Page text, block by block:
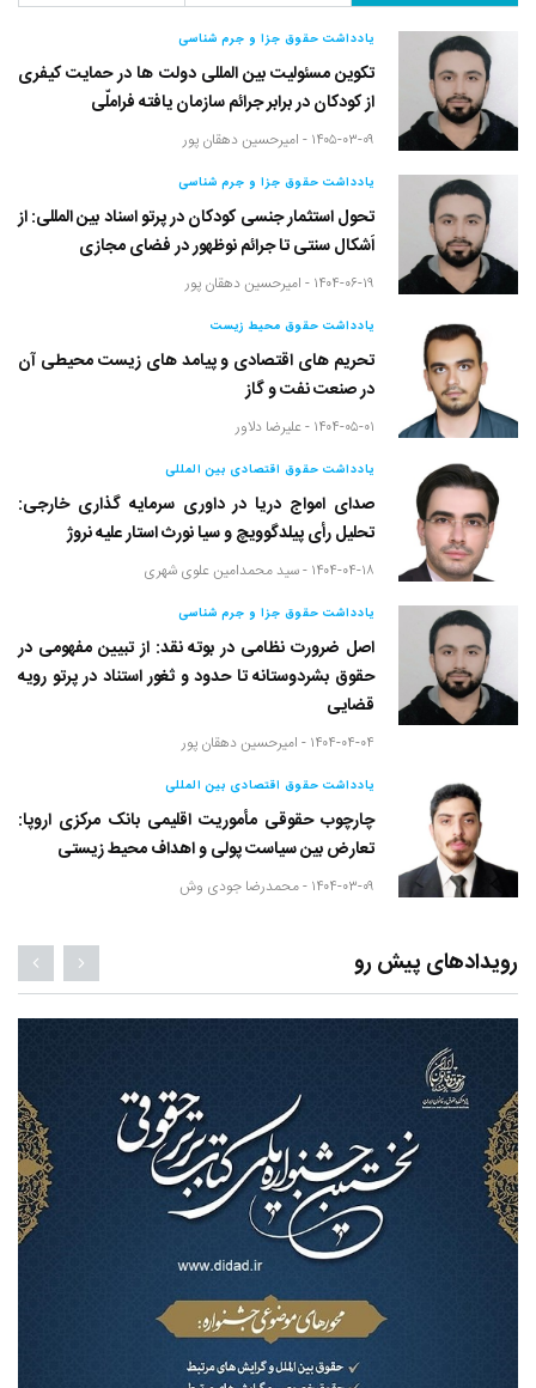
یادداشت حقوق جزا و جرم شناسی
تکوین مسئولیت بین المللی دولت ها در حمایت کیفری
از کودکان در برابر جرائم سازمان یافته فراملّی
۱۴۰۵-۰۳-۰۹ - امیرحسین دهقان پور
یادداشت حقوق جزا و جرم شناسی
تحول استثمار جنسی کودکان در پرتو اسناد بین المللی: از
اَشکال سنتی تا جرائم نوظهور در فضای مجازی
۱۴۰۴-۰۶-۱۹ - امیرحسین دهقان پور
یادداشت حقوق محیط زیست
تحریم های اقتصادی و پیامد های زیست محیطی آن
در صنعت نفت و گاز
۱۴۰۴-۰۵-۰۱ - علیرضا دلاور
یادداشت حقوق اقتصادی بین المللی
صدای امواج دریا در داوری سرمایه گذاری خارجی:
تحلیل رأی پیلدگوویچ و سیا نورث استار علیه نروژ
۱۴۰۴-۰۴-۱۸ - سید محمدامین علوی شهری
یادداشت حقوق جزا و جرم شناسی
اصل ضرورت نظامی در بوته نقد: از تبیین مفهومی در
حقوق بشردوستانه تا حدود و ثغور استناد در پرتو رویه
قضایی
۱۴۰۴-۰۴-۰۴ - امیرحسین دهقان پور
یادداشت حقوق اقتصادی بین المللی
چارچوب حقوقی مأموریت اقلیمی بانک مرکزی اروپا:
تعارض بین سیاست پولی و اهداف محیط زیستی
۱۴۰۴-۰۳-۰۹ - محمدرضا جودی وش
رویدادهای پیش رو